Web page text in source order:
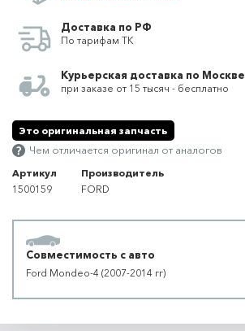
Доставка по РФ
По тарифам ТК
Курьерская доставка по Москве
при заказе от 15 тысяч - бесплатно
Это оригинальная запчасть
Чем отличается оригинал от аналогов
Артикул
1500159
Производитель
FORD
Совместимость с авто
Ford Mondeo-4 (2007-2014 гг)